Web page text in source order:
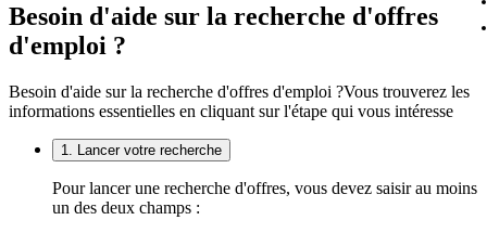
Besoin d'aide sur la recherche d'offres
d'emploi ?
Besoin d'aide sur la recherche d'offres d'emploi ?Vous trouverez les
informations essentielles en cliquant sur l'étape qui vous intéresse
1. Lancer votre recherche
Pour lancer une recherche d'offres, vous devez saisir au moins
un des deux champs :